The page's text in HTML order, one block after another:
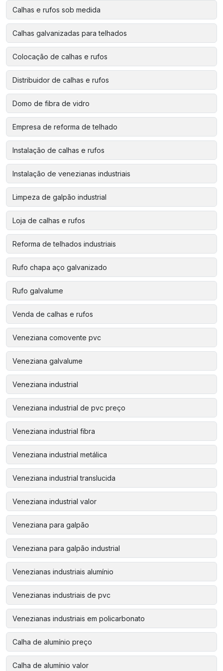
Calhas e rufos sob medida
Calhas galvanizadas para telhados
Colocação de calhas e rufos
Distribuidor de calhas e rufos
Domo de fibra de vidro
Empresa de reforma de telhado
Instalação de calhas e rufos
Instalação de venezianas industriais
Limpeza de galpão industrial
Loja de calhas e rufos
Reforma de telhados industriais
Rufo chapa aço galvanizado
Rufo galvalume
Venda de calhas e rufos
Veneziana comovente pvc
Veneziana galvalume
Veneziana industrial
Veneziana industrial de pvc preço
Veneziana industrial fibra
Veneziana industrial metálica
Veneziana industrial translucida
Veneziana industrial valor
Veneziana para galpão
Veneziana para galpão industrial
Venezianas industriais alumínio
Venezianas industriais de pvc
Venezianas industriais em policarbonato
Calha de alumínio preço
Calha de alumínio valor